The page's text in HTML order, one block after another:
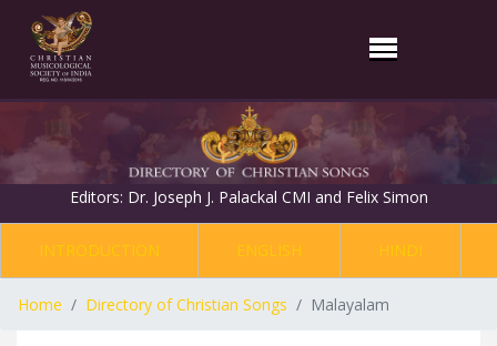
Editors: Dr. Joseph J. Palackal CMI and Felix Simon
INTRODUCTION ENGLISH HINDI
Home Directory of Christian Songs Malayalam